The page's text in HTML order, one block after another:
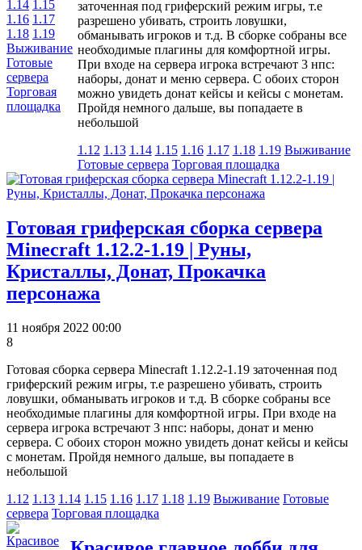
1.14 1.15
1.16 1.17
1.18 1.19
Выживание
Готовые
сервера
Торговая
площадка
заточенная под гриферский режим игры, т.е
разрешено убивать, строить ловушки,
обманывать игроков и т.д. В сборке собраны все
необходимые плагины для комфортной игры.
При входе на сервера игрока встречают 3 нпс:
наборы, донат и меню сервера. С обоих сторон
можно увидеть донат кейсы и кейсы с монетам.
Пройдя немного дальше, вы попадаете в
небольшой
1.12 1.13 1.14 1.15 1.16 1.17 1.18 1.19 Выживание
Готовые сервера Торговая площадка
Готовая гриферская сборка сервера
Minecraft 1.12.2-1.19 | Руны,
Кристаллы, Донат, Прокачка
персонажа
11 ноября 2022 00:00
8
Готовая сборка сервера Minecraft 1.12.2-1.19 заточенная под
гриферский режим игры, т.е разрешено убивать, строить
ловушки, обманывать игроков и т.д. В сборке собраны все
необходимые плагины для комфортной игры. При входе на
сервера игрока встречают 3 нпс: наборы, донат и меню
сервера. С обоих сторон можно увидеть донат кейсы и кейсы
с монетам. Пройдя немного дальше, вы попадаете в
небольшой
1.12 1.13 1.14 1.15 1.16 1.17 1.18 1.19 Выживание Готовые
сервера Торговая площадка